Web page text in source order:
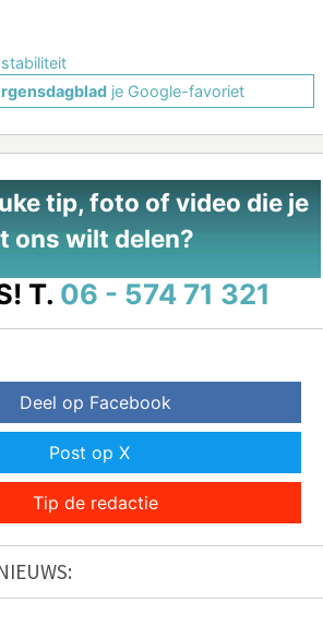
stabiliteit
je Google-favoriet
tip, foto of video die je
ons wilt delen?
T. 06 - 574 71 321
Deel op Facebook
Post op X
Tip de redactie